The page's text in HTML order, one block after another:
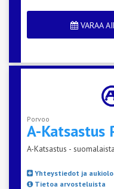
VARAA
Porvoo
A-Katsastus
A-Katsastus -
Yhteystiedot ja
Tietoa arvosteluista